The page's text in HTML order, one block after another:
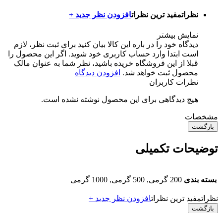
نظراتمفید ترین نظراتافزودن نظر جدید +
نمایش بیشتر
دیدگاه خود را در باره این کالا بیان کنید برای ثبت نظر، لازم
است ابتدا وارد حساب کاربری خود شوید. اگر این محصول را
قبلا از این فروشگاه خریده باشید، نظر شما به عنوان مالک
محصول ثبت خواهد شد. افزودن دیدگاه
نظرات کاربران
هیچ دیدگاهی برای این محصول نوشته نشده است.
مشخصات
بازگشت
توضیحات تکمیلی
بسته بندی 200 گرمی, 500 گرمی, 1000 گرمی
نظراتمفید ترین نظراتافزودن نظر جدید +
بازگشت